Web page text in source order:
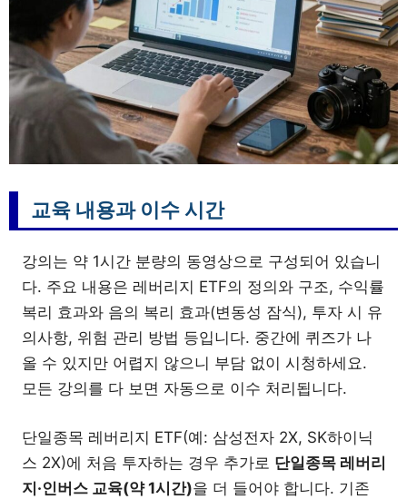
교육 내용과 이수 시간
강의는 약 1시간 분량의 동영상으로 구성되어 있습니
다. 주요 내용은 레버리지 ETF의 정의와 구조, 수익률
복리 효과와 음의 복리 효과(변동성 잠식), 투자 시 유
의사항, 위험 관리 방법 등입니다. 중간에 퀴즈가 나
올 수 있지만 어렵지 않으니 부담 없이 시청하세요.
모든 강의를 다 보면 자동으로 이수 처리됩니다.
단일종목 레버리지 ETF(예: 삼성전자 2X, SK하이닉
스 2X)에 처음 투자하는 경우 추가로 단일종목 레버리
지·인버스 교육(약 1시간)을 더 들어야 합니다. 기존